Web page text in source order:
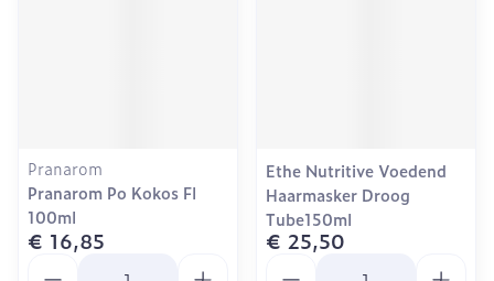
Pranarom
Pranarom Po Kokos Fl
100ml
€ 16,85
Ethe Nutritive Voedend
Haarmasker Droog
Tube150ml
€ 25,50